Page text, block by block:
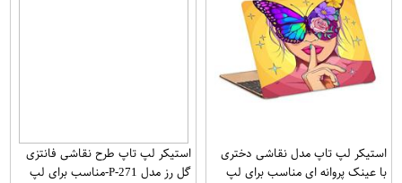
استیکر لپ تاپ مدل نقاشی دختری
با عینک پروانه ای مناسب برای لپ
استیکر لپ تاپ طرح نقاشی فانتزی
گل رز مدل P-271-مناسب برای لپ